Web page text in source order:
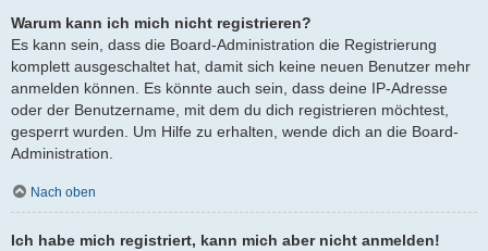
Warum kann ich mich nicht registrieren?
Es kann sein, dass die Board-Administration die Registrierung
komplett ausgeschaltet hat, damit sich keine neuen Benutzer mehr
anmelden können. Es könnte auch sein, dass deine IP-Adresse
oder der Benutzername, mit dem du dich registrieren möchtest,
gesperrt wurden. Um Hilfe zu erhalten, wende dich an die Board-
Administration.
Nach oben
Ich habe mich registriert, kann mich aber nicht anmelden!